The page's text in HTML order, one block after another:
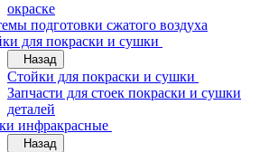
окраске
подготовки сжатого воздуха
для покраски и сушки
Назад
Стойки для покраски и сушки
Запчасти для стоек покраски и сушки
деталей
инфракрасные
Назад